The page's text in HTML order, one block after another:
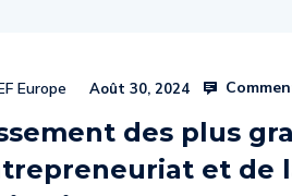
Europe Août 30, 2024
des plus
et de